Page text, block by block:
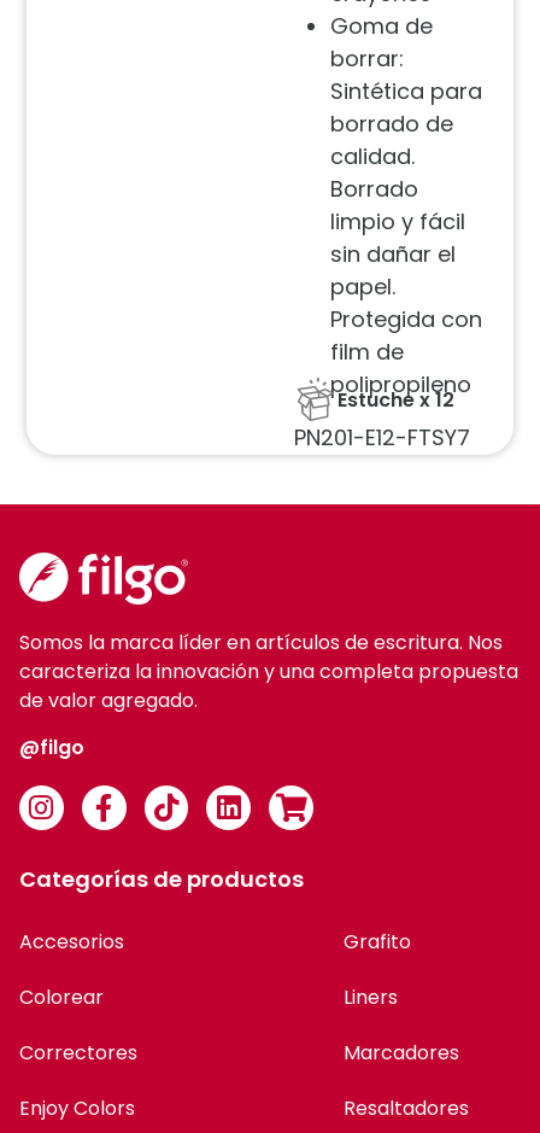
Goma de
borrar:
Sintética para
borrado de
calidad.
Borrado
limpio y fácil
sin dañar el
papel.
Protegida con
film de
polipropileno
Estuche x 12
PN201-E12-FTSY7
Somos la marca líder en artículos de escritura. Nos
caracteriza la innovación y una completa propuesta
de valor agregado.
@filgo
Categorías de productos
Accesorios
Colorear
Correctores
Enjoy Colors
Grafito
Liners
Marcadores
Resaltadores